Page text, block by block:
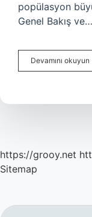
popülasyon
Genel Bakış ve…
Devamını okuyun
https://grooy.net
Sitemap